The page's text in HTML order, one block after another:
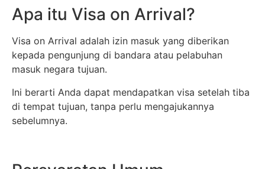
Apa itu Visa on Arrival?
Visa on Arrival adalah izin masuk yang diberikan
kepada pengunjung di bandara atau pelabuhan
masuk negara tujuan.
Ini berarti Anda dapat mendapatkan visa setelah tiba
di tempat tujuan, tanpa perlu mengajukannya
sebelumnya.